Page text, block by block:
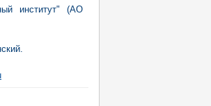
институт" (АО